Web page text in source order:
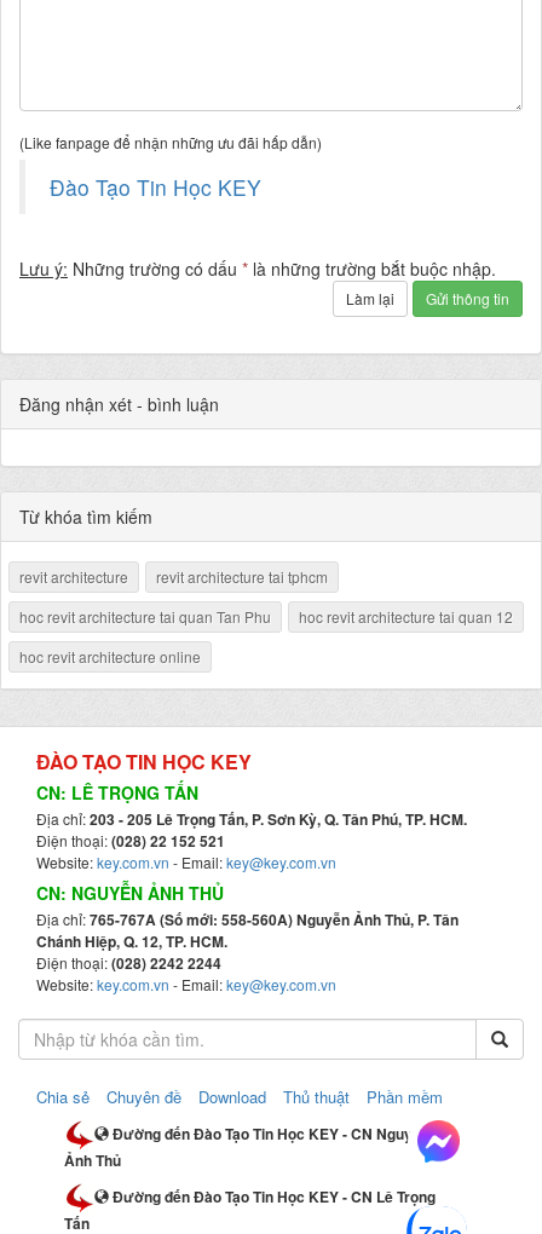
(Like fanpage để nhận những ưu đãi hấp dẫn)
Đào Tạo Tin Học KEY
Lưu ý: Những trường có dấu * là những trường bắt buộc nhập.
Làm lại Gửi thông tin
Đăng nhận xét - bình luận
Từ khóa tìm kiếm
revit architecture
revit architecture tai tphcm
hoc revit architecture tai quan Tan Phu
hoc revit architecture tai quan 12
hoc revit architecture online
ĐÀO TẠO TIN HỌC KEY
CN: LÊ TRỌNG TẤN
Địa chỉ:203 - 205 Lê Trọng Tấn, P. Sơn Kỳ, Q. Tân Phú, TP. HCM.
Điện thoại:(028) 22 152 521
Website:key.com.vn - Email:key@key.com.vn
CN: NGUYỄN ẢNH THỦ
Địa chỉ:765-767A (Số mới: 558-560A) Nguyễn Ảnh Thủ, P. Tân
Chánh Hiệp, Q. 12, TP. HCM.
Điện thoại:(028) 2242 2244
Website:key.com.vn - Email:key@key.com.vn
Chia sẻ Chuyên đề Download Thủ thuật Phần mềm
Đường đến Đào Tạo Tin Học KEY - CN Nguyễn
Ảnh Thủ
Đường đến Đào Tạo Tin Học KEY - CN Lê Trọng
Tấn